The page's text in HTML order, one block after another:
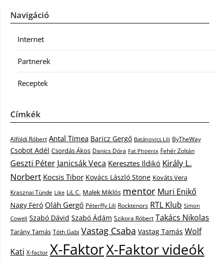
Navigáció
Internet
Partnerek
Receptek
Címkék
Alföldi Róbert Antal Tímea Baricz Gergő Batánovics Lili ByTheWay
Csobot Adél Csordás Ákos Danics Dóra Fat Phoenix Fehér Zoltán
Geszti Péter Janicsák Veca Keresztes Ildikó Király L.
Norbert Kocsis Tibor Kovács László Stone Kováts Vera
Krasznai Tünde Like LiL C. Malek Miklós mentor Muri Enikő
Nagy Feró Oláh Gergő Péterffy Lili Rocktenors RTL Klub Simon
Cowell Szabó Dávid Szabó Ádám Szikora Róbert Takács Nikolas
Tarány Tamás Tóth Gabi Vastag Csaba Vastag Tamás Wolf
Kati X-factor X-FaktorX-Faktor videók